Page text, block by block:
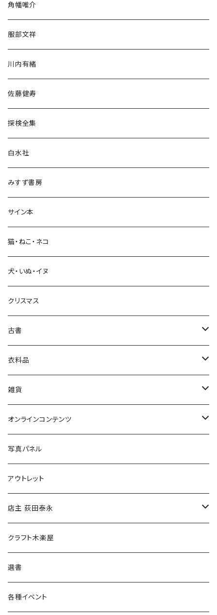
民族・風習
言語・ことば
生活・暮らし
芸術・絵画・写真
絵本・児童書
娯楽・エンターテインメント
角幡唯介
服部文祥
川内有緒
佐藤健寿
探検全集
白水社
みすず書房
サイン本
猫・ねこ・ネコ
犬・いぬ・イヌ
クリスマス
古書
古書セット
美術
衣料品
POLEWARDS
Tシャツ
雑貨
バッグ
ブックカバー
マグカップ
傘
食料品
その他
オンラインコンテンツ
冒険クロストーク
写真パネル
アウトレット
店主 荻田泰永
書籍
ウェア
クラフト木楽屋
選書
各種イベント